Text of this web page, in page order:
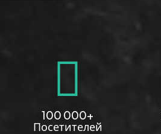
100 000+
Посетителей